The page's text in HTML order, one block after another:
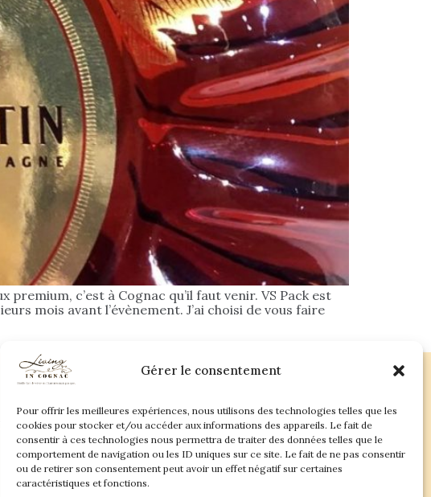
Gérer le consentement
Pour offrir les meilleures expériences, nous utilisons des technologies telles que les
cookies pour stocker et/ou accéder aux informations des appareils. Le fait de
consentir à ces technologies nous permettra de traiter des données telles que le
comportement de navigation ou les ID uniques sur ce site. Le fait de ne pas consentir
ou de retirer son consentement peut avoir un effet négatif sur certaines
caractéristiques et fonctions.
c’est à Cognac qu’il faut venir. VS Pack est
mois avant l’évènement. J’ai choisi de vous faire